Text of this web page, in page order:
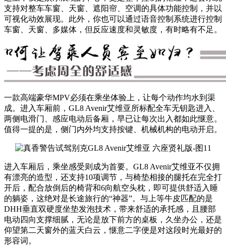
支持对整车车窗、天窗、遮阳帘、空调的具体功能控制，并以
可视化动效展现。此外，你也可以通过语音控制系统进行控制
车窗、天窗、多媒体，但反应速度和灵敏度，有时略有不足。
一款高端豪华MPV必须在乘坐体验上，让每个动作均水到渠
成。进入车厢前，GL8 Avenir艾维亚所标配全车无钥匙进入、
两侧电滑门、感应电动后备厢，早已让每次出入都如此惬意。
值得一提的是，侧门内外均支持按键、机械机构的电动开启。
进入车厢后，乘坐感受则成为首要。GL8 Avenir艾维亚不仅拥
有漂亮的造型，还支持10项调节，与椅垫相接的腿托在完全打
开后，配合放倒后的椅背和6向航空头枕，即可提供舒适入睡
的躺姿，这绝对是长途旅行的“神器”。与上等牛皮匹配的是
DHH垂直双硬度坐垫发泡技术，带来舒适的承托感，且腰部
电动四向支撑细腻，无论是放下前方的桌板，久坐办公，还是
仰望第二天窗外的蓝天白云，惬意二字便是对这段时光最好的
形容词。